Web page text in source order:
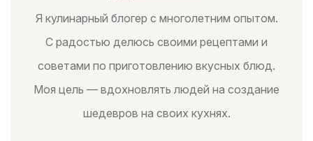
Я кулинарный блогер с многолетним опытом.
С радостью делюсь своими рецептами и
советами по приготовлению вкусных блюд.
Моя цель — вдохновлять людей на создание
шедевров на своих кухнях.